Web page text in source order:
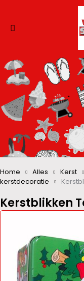
Kerstblikken
Home Alles Kerst
kerstdecoratie